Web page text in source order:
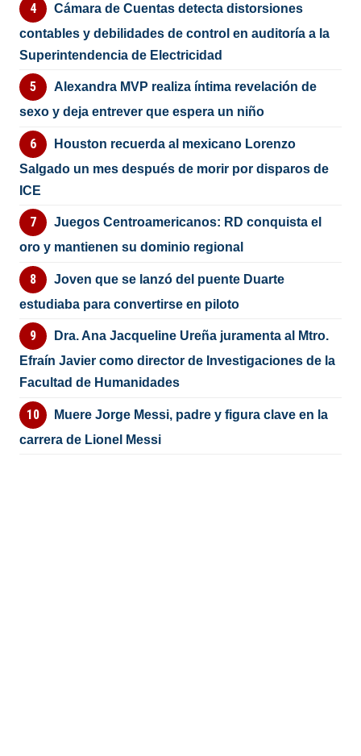
Cámara de Cuentas detecta distorsiones
contables y debilidades de control en auditoría a la
Superintendencia de Electricidad
Alexandra MVP realiza íntima revelación de
sexo y deja entrever que espera un niño
Houston recuerda al mexicano Lorenzo
Salgado un mes después de morir por disparos de
ICE
Juegos Centroamericanos: RD conquista el
oro y mantienen su dominio regional
Joven que se lanzó del puente Duarte
estudiaba para convertirse en piloto
Dra. Ana Jacqueline Ureña juramenta al Mtro.
Efraín Javier como director de Investigaciones de la
Facultad de Humanidades
Muere Jorge Messi, padre y figura clave en la
carrera de Lionel Messi